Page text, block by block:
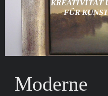
KREATIVITÄT
FÜR
Moderne